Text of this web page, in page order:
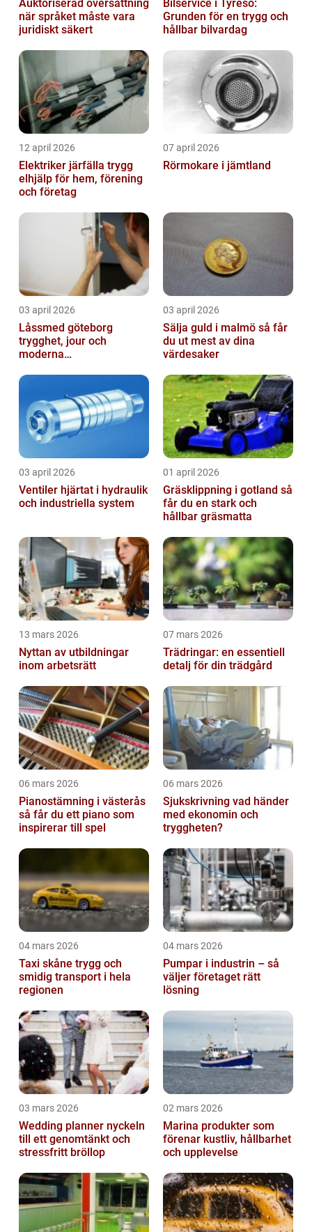
Auktoriserad översättning
när språket måste vara
juridiskt säkert
Bilservice i Tyresö:
Grunden för en trygg och
hållbar bilvardag
12 april 2026
Elektriker järfälla trygg
elhjälp för hem, förening
och företag
07 april 2026
Rörmokare i jämtland
03 april 2026
Låssmed göteborg
trygghet, jour och
moderna
03 april 2026
Sälja guld i malmö så får
du ut mest av dina
värdesaker
03 april 2026
Ventiler hjärtat i hydraulik
och industriella system
01 april 2026
Gräsklippning i gotland så
får du en stark och
hållbar gräsmatta
13 mars 2026
Nyttan av utbildningar
inom arbetsrätt
07 mars 2026
Trädringar: en essentiell
detalj för din trädgård
06 mars 2026
Pianostämning i västerås
så får du ett piano som
inspirerar till spel
06 mars 2026
Sjukskrivning vad händer
med ekonomin och
tryggheten?
04 mars 2026
Taxi skåne trygg och
smidig transport i hela
regionen
04 mars 2026
Pumpar i industrin – så
väljer företaget rätt
lösning
03 mars 2026
Wedding planner nyckeln
till ett genomtänkt och
stressfritt bröllop
02 mars 2026
Marina produkter som
förenar kustliv, hållbarhet
och upplevelse